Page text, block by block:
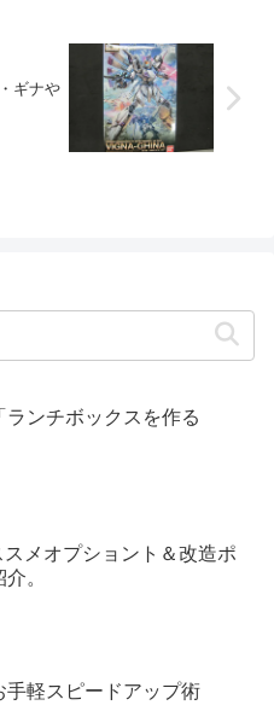
ギナや
ランチボックスを作る
スメオプショント＆改造ポ
。
手軽スピードアップ術